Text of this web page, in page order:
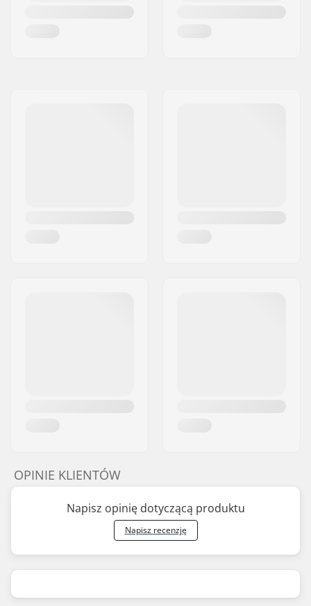
OPINIE KLIENTÓW
Napisz opinię dotyczącą produktu
Napisz recenzję